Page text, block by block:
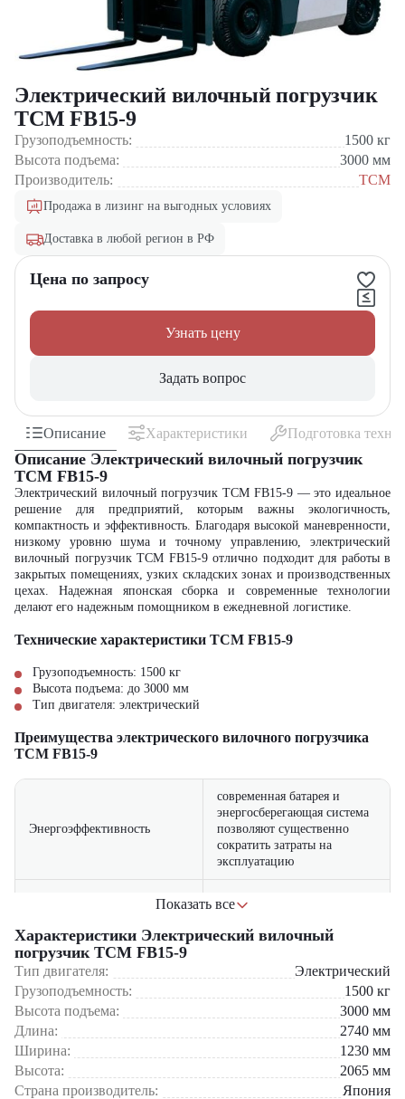
Электрический вилочный погрузчик
TCM FB15-9
Грузоподъемность: 1500 кг
Высота подъема:
3000 мм
Производитель:
TCM
Продажа в лизинг на выгодных условиях
Доставка в любой регион в РФ
Цена по запросу
Узнать цену
Задать вопрос
Описание Характеристики Подготовка
Описание Электрический вилочный погрузчик
TCM FB15-9
Электрический вилочный погрузчик TCM FB15-9 — это идеальное
решение для предприятий, которым важны экологичность,
компактность и эффективность. Благодаря высокой маневренности,
низкому уровню шума и точному управлению, электрический
вилочный погрузчик TCM FB15-9 отлично подходит для работы в
закрытых помещениях, узких складских зонах и производственных
цехах. Надежная японская сборка и современные технологии
делают его надежным помощником в ежедневной логистике.
Технические характеристики TCM FB15-9
Грузоподъемность: 1500 кг
Высота подъема: до 3000 мм
Тип двигателя: электрический
Преимущества электрического вилочного погрузчика
TCM FB15-9
Энергоэффективность
современная батарея и
энергосберегающая система
позволяют существенно
сократить затраты на
эксплуатацию
Низкий уровень шума
в помещениях с
повышенными
Высокий уровень
безопасности
оснащен системами
стабилизации, контроля
наклона мачты и защиты от
Где применяется вилочный погрузчик TCM FB15-9?
Показать все
Характеристики Электрический вилочный
погрузчик TCM FB15-9
Тип двигателя:
Электрический
Грузоподъемность:
1500 кг
Высота подъема:
3000 мм
Длина:
2740 мм
Ширина:
1230 мм
Высота:
2065 мм
Страна производитель:
Япония